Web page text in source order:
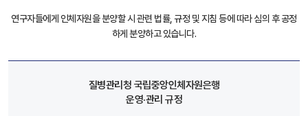
연구자들에게 인체자원을 분양할 시 관련 법률, 규정 및 지침 등에 따라 심의 후 공정
하게 분양하고 있습니다.
질병관리청 국립중앙인체자원은행
운영·관리 규정